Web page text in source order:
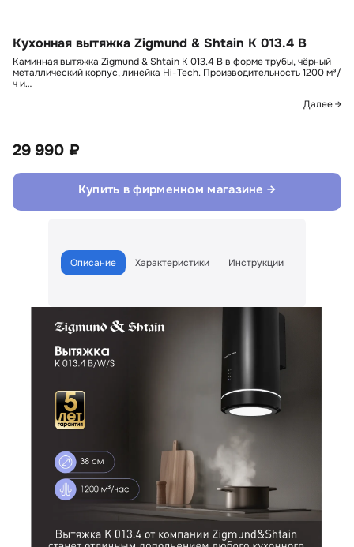
Кухонная вытяжка Zigmund & Shtain K 013.4 B
Каминная вытяжка Zigmund & Shtain K 013.4 B в форме трубы, чёрный
металлический корпус, линейка Hi-Tech. Производительность 1200 м³/
ч и…
Далее →
29 990 ₽
Купить в фирменном магазине →
Описание Характеристики Инструкции